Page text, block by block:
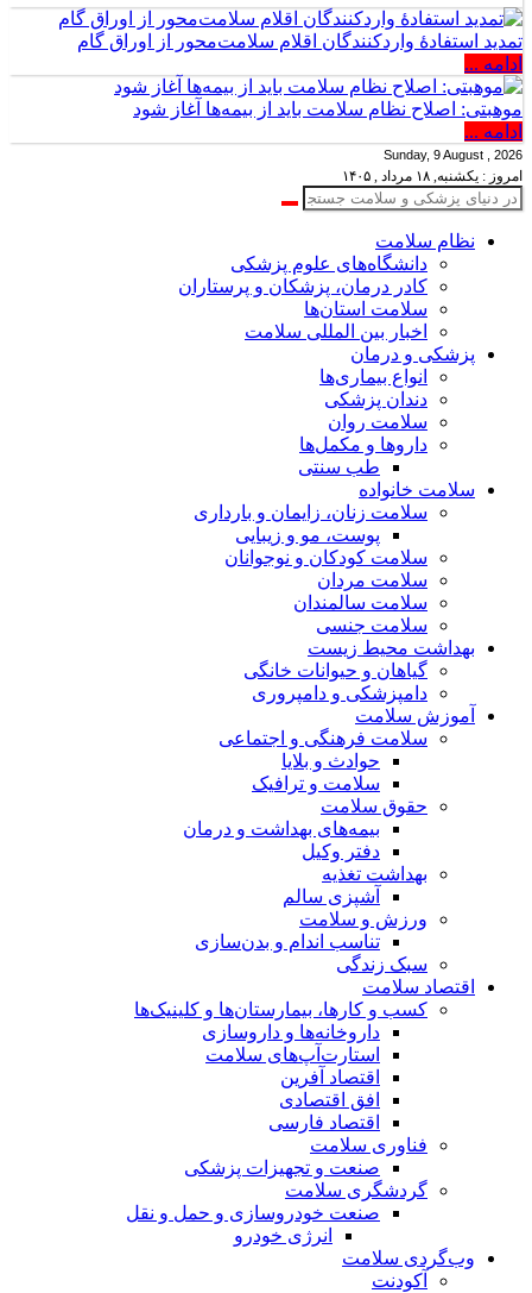
تمدید استفادۀ واردکنندگان اقلام سلامت‌محور از اوراق گام
ادامه ...
موهبتی: اصلاح نظام سلامت باید از بیمه‌ها آغاز شود
ادامه ...
Sunday, 9 August , 2026
امروز : یکشنبه, ۱۸ مرداد , ۱۴۰۵
نظام سلامت
دانشگاه‌های علوم پزشکی
کادر درمان، پزشکان و پرستاران
سلامت استان‌ها
اخبار بین المللی سلامت
پزشکی و درمان
انواع بیماری‌ها
دندان پزشکی
سلامت روان
داروها و مکمل‌ها
طب سنتی
سلامت خانواده
سلامت زنان، زایمان و بارداری
پوست، مو و زیبایی
سلامت کودکان و نوجوانان
سلامت مردان
سلامت سالمندان
سلامت جنسی
بهداشت محیط زیست
گیاهان و حیوانات خانگی
دامپزشکی و دامپروری
آموزش سلامت
سلامت فرهنگی و اجتماعی
حوادث و بلایا
سلامت و ترافیک
حقوق سلامت
بیمه‌های بهداشت و درمان
دفتر وکیل
بهداشت تغذیه
آشپزی سالم
ورزش و سلامت
تناسب اندام و بدن‌سازی
سبک زندگی
اقتصاد سلامت
کسب و کارها، بیمارستان‌ها و کلینیک‌ها
داروخانه‌ها و داروسازی
استارت‌آپ‌های سلامت
اقتصاد آفرین
افق اقتصادی
اقتصاد فارسی
فناوری سلامت
صنعت و تجهیزات پزشکی
گردشگری سلامت
صنعت خودروسازی و حمل و نقل
انرژی خودرو
وب‌گردی سلامت
آکودنت